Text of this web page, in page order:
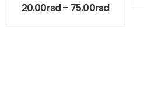
20.00rsd– 75.00rsd